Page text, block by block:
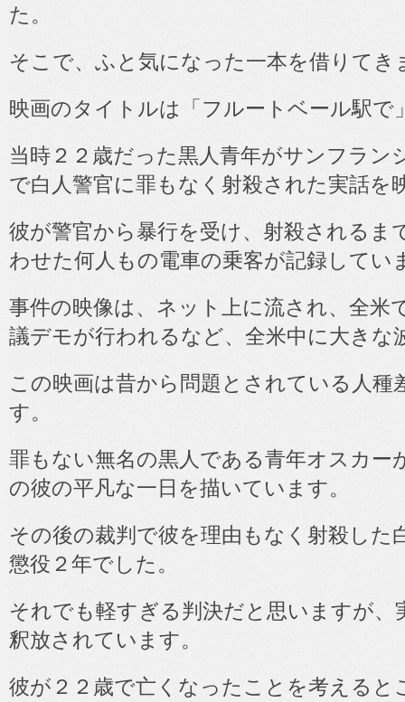
た。
そこで、ふと気になった一本を借りてき
映画のタイトルは「フルートベール駅で
当時２２歳だった黒人青年がサンフラン
で白人警官に罪もなく射殺された実話を
彼が警官から暴行を受け、射殺されるま
わせた何人もの電車の乗客が記録してい
事件の映像は、ネット上に流され、全米
議デモが行われるなど、全米中に大きな
この映画は昔から問題とされている人種
す。
罪もない無名の黒人である青年オスカー
の彼の平凡な一日を描いています。
その後の裁判で彼を理由もなく射殺した
懲役２年でした。
それでも軽すぎる判決だと思いますが
釈放されています。
彼が２２歳で亡くなったことを考えると